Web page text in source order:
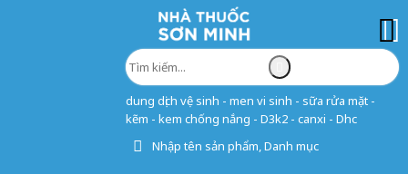
dung dịch vệ sinh - men vi sinh - sữa rửa mặt -
kẽm - kem chống nắng - D3k2 - canxi - Dhc
Nhập tên sản phẩm, Danh mục